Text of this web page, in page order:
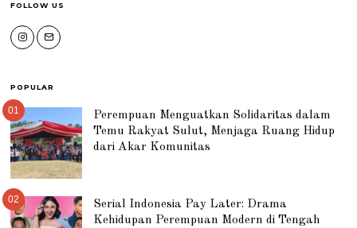
FOLLOW US
POPULAR
01
Perempuan Menguatkan Solidaritas dalam
Temu Rakyat Sulut, Menjaga Ruang Hidup
dari Akar Komunitas
02
Serial Indonesia Pay Later: Drama
Kehidupan Perempuan Modern di Tengah